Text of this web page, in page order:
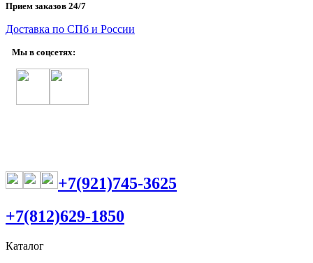
Прием заказов 24/7
Доставка по СПб и России
Мы в соцсетях:
+7(921)745-3625
+7(812)629-1850
Каталог